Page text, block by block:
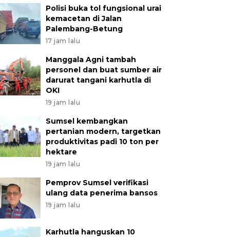
Polisi buka tol fungsional urai
kemacetan di Jalan
Palembang-Betung
17 jam lalu
Manggala Agni tambah
personel dan buat sumber air
darurat tangani karhutla di
OKI
19 jam lalu
Sumsel kembangkan
pertanian modern, targetkan
produktivitas padi 10 ton per
hektare
19 jam lalu
Pemprov Sumsel verifikasi
ulang data penerima bansos
19 jam lalu
Karhutla hanguskan 10